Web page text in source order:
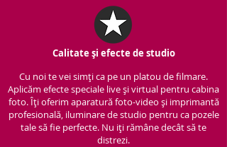
Calitate și efecte de studio
Cu noi te vei simți ca pe un platou de filmare.
Aplicăm efecte speciale live și virtual pentru cabina
foto. Îți oferim aparatură foto-video și imprimantă
profesională, iluminare de studio pentru ca pozele
tale să fie perfecte. Nu iți rămâne decât să te
distrezi.